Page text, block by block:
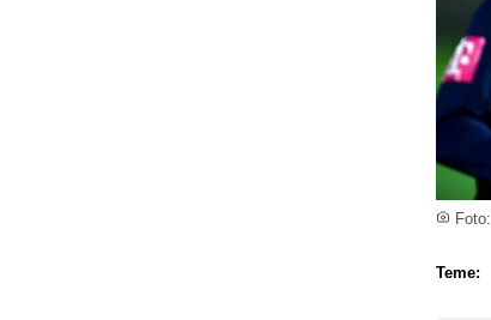
Teme: